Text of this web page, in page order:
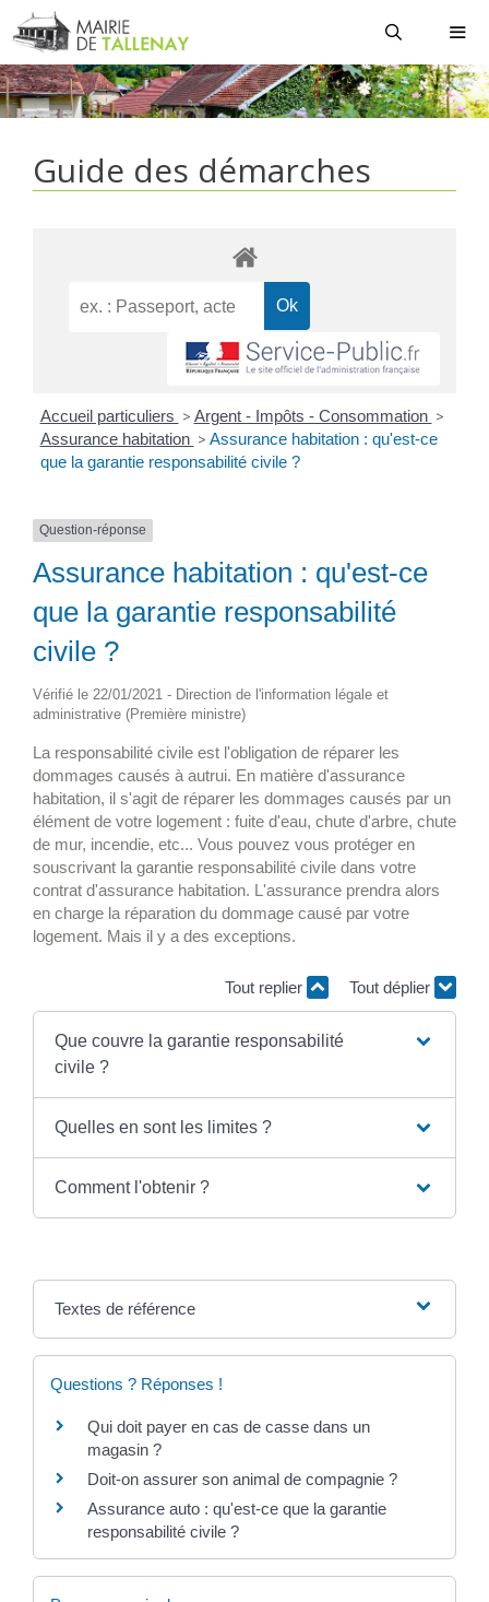
Aller
au
contenu
Guide des démarches
Accueil particuliers > Argent - Impôts - Consommation >
Assurance habitation > Assurance habitation : qu'est-ce
que la garantie responsabilité civile ?
Question-réponse
Assurance habitation : qu'est-ce
que la garantie responsabilité
civile ?
Vérifié le 22/01/2021 - Direction de l'information légale et
administrative (Première ministre)
La responsabilité civile est l'obligation de réparer les
dommages causés à autrui. En matière d'assurance
habitation, il s'agit de réparer les dommages causés par un
élément de votre logement : fuite d'eau, chute d'arbre, chute
de mur, incendie, etc... Vous pouvez vous protéger en
souscrivant la garantie responsabilité civile dans votre
contrat d'assurance habitation. L'assurance prendra alors
en charge la réparation du dommage causé par votre
logement. Mais il y a des exceptions.
Tout replier Tout déplier
Que couvre la garantie responsabilité
civile ?
Quelles en sont les limites ?
Comment l'obtenir ?
Textes de référence
Questions ? Réponses !
Qui doit payer en cas de casse dans un
magasin ?
Doit-on assurer son animal de compagnie ?
Assurance auto : qu'est-ce que la garantie
responsabilité civile ?